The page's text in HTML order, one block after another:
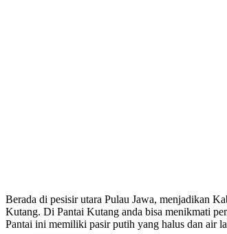
Berada di pesisir utara Pulau Jawa, menjadikan
Kutang. Di Pantai Kutang anda bisa menikmati
Pantai ini memiliki pasir putih yang halus dan air